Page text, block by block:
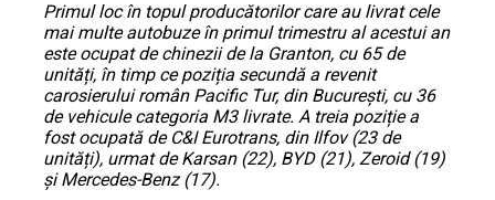
Primul loc în topul producătorilor care au livrat cele
mai multe autobuze în primul trimestru al acestui an
este ocupat de chinezii de la Granton, cu 65 de
unități, în timp ce poziția secundă a revenit
carosierului român Pacific Tur, din București, cu 36
de vehicule categoria M3 livrate. A treia poziție a
fost ocupată de C&I Eurotrans, din Ilfov (23 de
unități), urmat de Karsan (22), BYD (21), Zeroid (19)
și Mercedes-Benz (17).